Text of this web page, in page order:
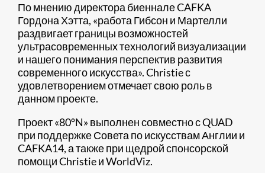
По мнению директора биеннале CAFKA
Гордона Хэтта, «работа Гибсон и Мартелли
раздвигает границы возможностей
ультрасовременных технологий визуализации
и нашего понимания перспектив развития
современного искусства». Christie с
удовлетворением отмечает свою роль в
данном проекте.
Проект «80ºN» выполнен совместно с QUAD
при поддержке Совета по искусствам Англии и
CAFKA14, а также при щедрой спонсорской
помощи Christie и WorldViz.